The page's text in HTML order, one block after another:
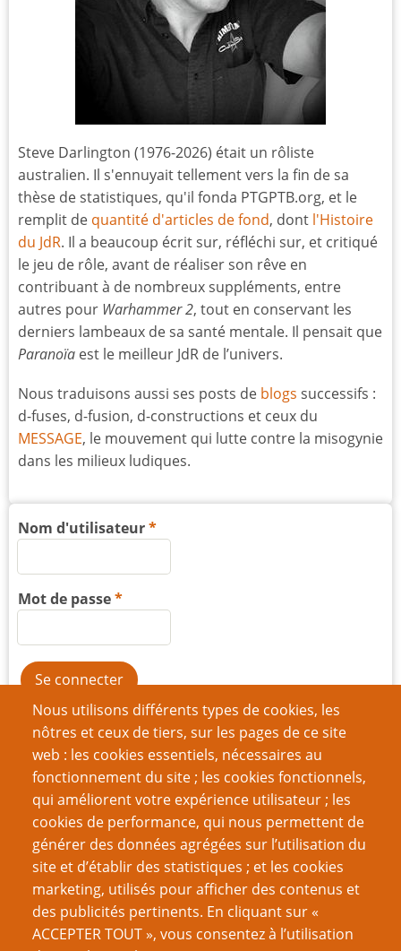
Nous utilisons différents types de cookies, les
nôtres et ceux de tiers, sur les pages de ce site
web : les cookies essentiels, nécessaires au
fonctionnement du site ; les cookies fonctionnels,
qui améliorent votre expérience utilisateur ; les
cookies de performance, qui nous permettent de
générer des données agrégées sur l’utilisation du
site et d’établir des statistiques ; et les cookies
marketing, utilisés pour afficher des contenus et
des publicités pertinents. En cliquant sur «
ACCEPTER TOUT », vous consentez à l’utilisation
Steve Darlington (1976-2026) était un rôliste
australien. Il s'ennuyait tellement vers la fin de sa
thèse de statistiques, qu'il fonda PTGPTB.org, et le
remplit de quantité d'articles de fond, dont l'Histoire
du JdR. Il a beaucoup écrit sur, réfléchi sur, et critiqué
le jeu de rôle, avant de réaliser son rêve en
contribuant à de nombreux suppléments, entre
autres pour Warhammer 2, tout en conservant les
derniers lambeaux de sa santé mentale. Il pensait que
Paranoïa est le meilleur JdR de l’univers.
Nous traduisons aussi ses posts de blogs successifs :
d-fuses, d-fusion, d-constructions et ceux du
MESSAGE, le mouvement qui lutte contre la misogynie
dans les milieux ludiques.
Nom d'utilisateur
Mot de passe
Créer un nouveau compte
Réinitialiser votre mot de passe
Du même auteur
5 choses qu’un rôliste peut apprendre de Leverage
Jusqu’à ce que la mer rende leurs dépouilles
Six points à retenir quand on écrit un GN
Jouer avec des valeurs
Le Fonctionnalisme dans la création de JdR
Cinq choses qu’un rôliste peut apprendre du